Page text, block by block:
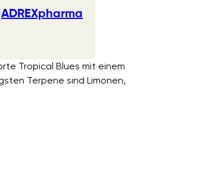
ADREXpharma
Tropical Blues mit einem
Terpene sind Limonen,